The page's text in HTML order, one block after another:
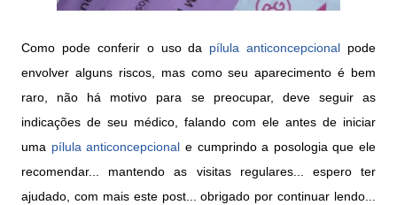
Como pode conferir o uso da pílula anticoncepcional pode
envolver alguns riscos, mas como seu aparecimento é bem
raro, não há motivo para se preocupar, deve seguir as
indicações de seu médico, falando com ele antes de iniciar
uma pílula anticoncepcional e cumprindo a posologia que ele
recomendar... mantendo as visitas regulares... espero ter
ajudado, com mais este post... obrigado por continuar lendo...